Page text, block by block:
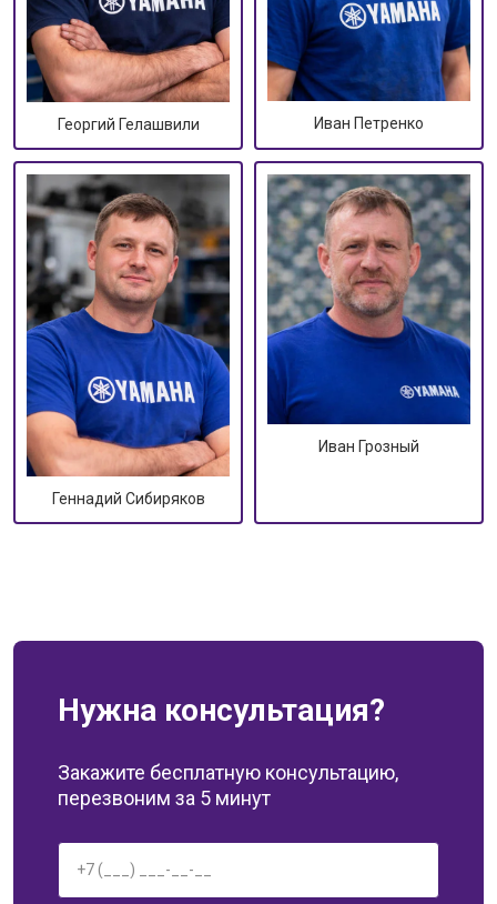
Георгий Гелашвили Иван Петренко
Геннадий Сибиряков
Иван Грозный
Нужна консультация?
Закажите бесплатную консультацию,
перезвоним за 5 минут